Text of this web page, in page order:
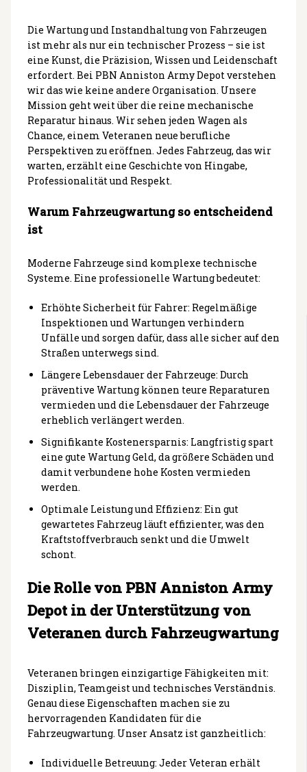
Die Wartung und Instandhaltung von Fahrzeugen
ist mehr als nur ein technischer Prozess – sie ist
eine Kunst, die Präzision, Wissen und Leidenschaft
erfordert. Bei PBN Anniston Army Depot verstehen
wir das wie keine andere Organisation. Unsere
Mission geht weit über die reine mechanische
Reparatur hinaus. Wir sehen jeden Wagen als
Chance, einem Veteranen neue berufliche
Perspektiven zu eröffnen. Jedes Fahrzeug, das wir
warten, erzählt eine Geschichte von Hingabe,
Professionalität und Respekt.
Warum Fahrzeugwartung so entscheidend
ist
Moderne Fahrzeuge sind komplexe technische
Systeme. Eine professionelle Wartung bedeutet:
Erhöhte Sicherheit für Fahrer: Regelmäßige
Inspektionen und Wartungen verhindern
Unfälle und sorgen dafür, dass alle sicher auf den
Straßen unterwegs sind.
Längere Lebensdauer der Fahrzeuge: Durch
präventive Wartung können teure Reparaturen
vermieden und die Lebensdauer der Fahrzeuge
erheblich verlängert werden.
Signifikante Kostenersparnis: Langfristig spart
eine gute Wartung Geld, da größere Schäden und
damit verbundene hohe Kosten vermieden
werden.
Optimale Leistung und Effizienz: Ein gut
gewartetes Fahrzeug läuft effizienter, was den
Kraftstoffverbrauch senkt und die Umwelt
schont.
Die Rolle von PBN Anniston Army
Depot in der Unterstützung von
Veteranen durch Fahrzeugwartung
Veteranen bringen einzigartige Fähigkeiten mit:
Disziplin, Teamgeist und technisches Verständnis.
Genau diese Eigenschaften machen sie zu
hervorragenden Kandidaten für die
Fahrzeugwartung. Unser Ansatz ist ganzheitlich:
Individuelle Betreuung: Jeder Veteran erhält